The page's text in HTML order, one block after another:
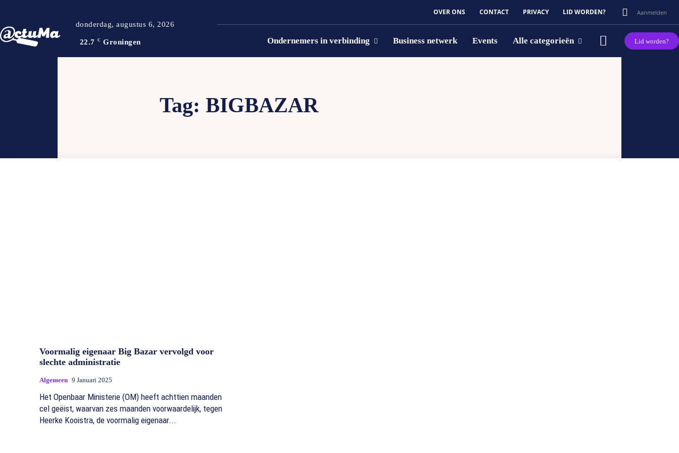
donderdag, augustus 6, 2026
22.7 C Groningen
OVER ONS CONTACT PRIVACY LID WORDEN? Aanmelden
Ondernemers in verbinding Business netwerk Events Alle categorieën Lid worden?
Tag: BIGBAZAR
Voormalig eigenaar Big Bazar vervolgd voor
slechte administratie
Algemeen 9 Januari 2025
Het Openbaar Ministerie (OM) heeft achttien maanden
cel geëist, waarvan zes maanden voorwaardelijk, tegen
Heerke Kooistra, de voormalig eigenaar...